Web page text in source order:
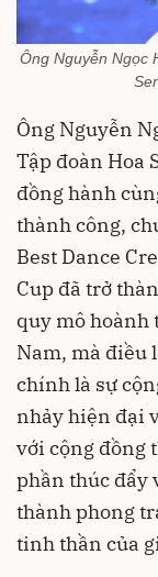
Ông Nguyễn Ngọc
Ông Nguyễn
Tập đoàn Hoa
đồng hành
thành công,
Best Dance
Cup đã trở
quy mô hoành
Nam, mà điều
chính là sự
nhảy hiện đại
với cộng đồng
phần thúc đẩy
thành phong
tinh thần của